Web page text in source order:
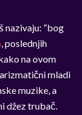
nazivaju: “bog
, poslednjih
na ovom
mladi
muzike, a
džez trubač.